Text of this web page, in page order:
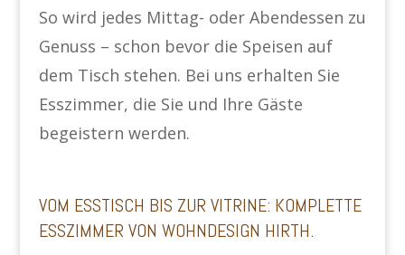
So wird jedes Mittag- oder Abendessen zu
Genuss – schon bevor die Speisen auf
dem Tisch stehen. Bei uns erhalten Sie
Esszimmer, die Sie und Ihre Gäste
begeistern werden.
VOM ESSTISCH BIS ZUR VITRINE: KOMPLETTE
ESSZIMMER VON WOHNDESIGN HIRTH.